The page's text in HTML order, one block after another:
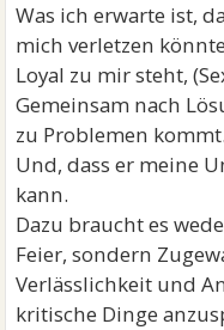
Was ich erwarte ist,
mich verletzen
Loyal zu mir steht,
Gemeinsam nach
zu Problemen kommt.
Und, dass er meine
kann.
Dazu braucht es
Feier, sondern
Verlässlichkeit und
kritische Dinge